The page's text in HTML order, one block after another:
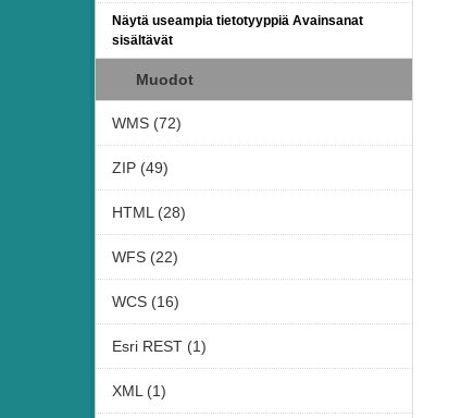
Näytä useampia tietotyyppiä Avainsanat
sisältävät
Muodot
WMS (72)
ZIP (49)
HTML (28)
WFS (22)
WCS (16)
Esri REST (1)
XML (1)